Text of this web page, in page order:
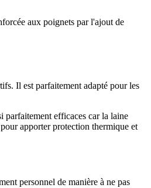
aux poignets par l'ajout de
Il est parfaitement adapté pour les
parfaitement efficaces car la laine
apporter protection thermique et
personnel de manière à ne pas